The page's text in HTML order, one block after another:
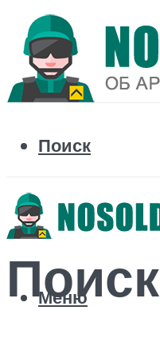
Поиск
Поиск
Меню